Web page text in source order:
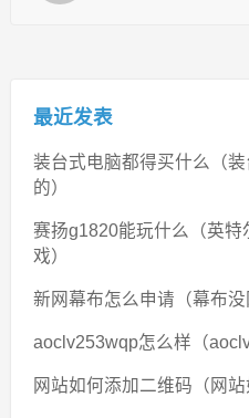
最近发表
装台式电脑都得买什么（
的）
赛扬g1820能玩什么（英
戏）
新网幕布怎么申请（幕布没
aoclv253wqp怎么样（
网站如何添加二维码（网站